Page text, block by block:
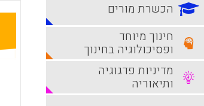
הכשרת מורים
חינוך מיוחד
ופסיכולוגיה בחינוך
מדיניות פדגוגיה
ותיאוריה